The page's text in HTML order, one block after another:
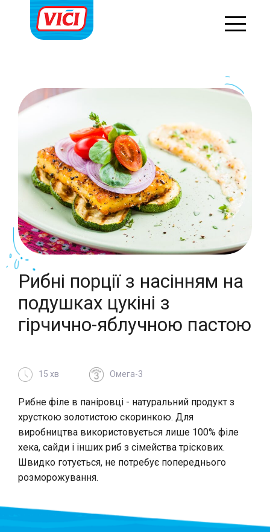
Рибні порції з насінням на
подушках цукіні з
гірчично-яблучною пастою
15 хв Омега-3
Рибне філе в паніровці - натуральний продукт з
хрусткою золотистою скоринкою. Для
виробництва використовується лише 100% філе
хека, сайди і інших риб з сімейства тріскових.
Швидко готується, не потребує попереднього
розморожування.